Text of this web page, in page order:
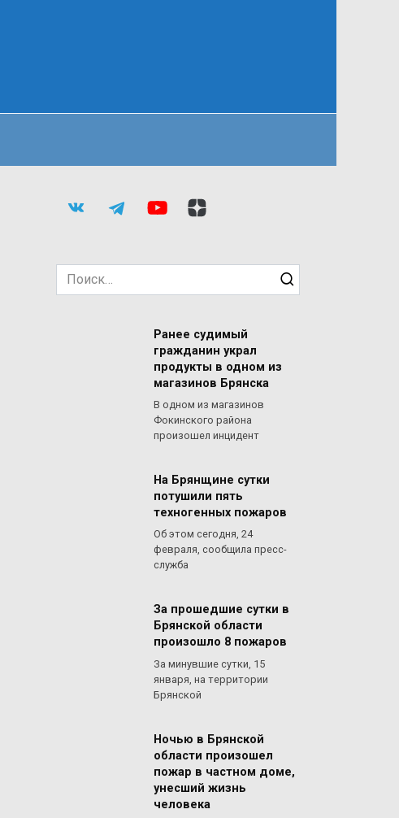
Search
for:
Ранее судимый
гражданин украл
продукты в одном из
магазинов Брянска
В одном из магазинов
Фокинского района
произошел инцидент
На Брянщине сутки
потушили пять
техногенных пожаров
Об этом сегодня, 24
февраля, сообщила пресс-
служба
За прошедшие сутки в
Брянской области
произошло 8 пожаров
За минувшие сутки, 15
января, на территории
Брянской
Ночью в Брянской
области произошел
пожар в частном доме,
унесший жизнь
человека